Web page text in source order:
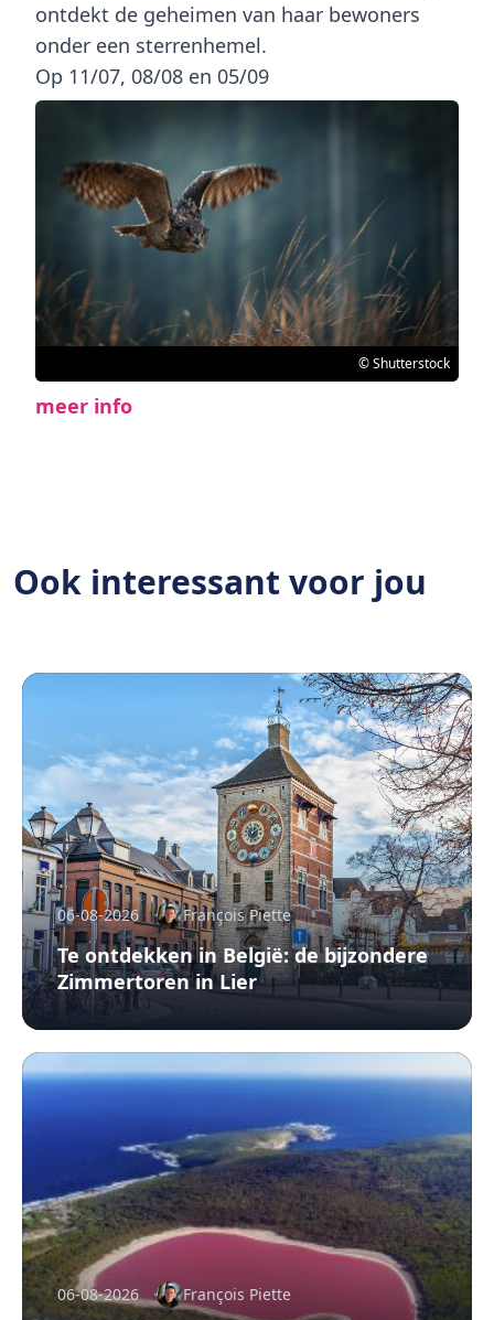
ontdekt de geheimen van haar bewoners
onder een sterrenhemel.
Op 11/07, 08/08 en 05/09
© Shutterstock
meer info
Ook interessant voor jou
06-08-2026 François Piette
Te ontdekken in België: de bijzondere
Zimmertoren in Lier
06-08-2026 François Piette